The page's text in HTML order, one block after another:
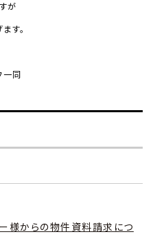
が
す。
同
様からの物件資料請求につ